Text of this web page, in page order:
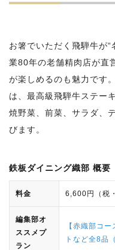
お箸でいただく飛騨牛が“
業80年の老舗精肉店が直
が楽しめるのも魅力です
は、最高級飛騨牛ステー
焼野菜、前菜、サラダ、
びます。
鉄板ダイニング織部 概要
料金 6,600円（税
編集部オ
ススメプ
ラン
【赤織部コ
トなど全8品